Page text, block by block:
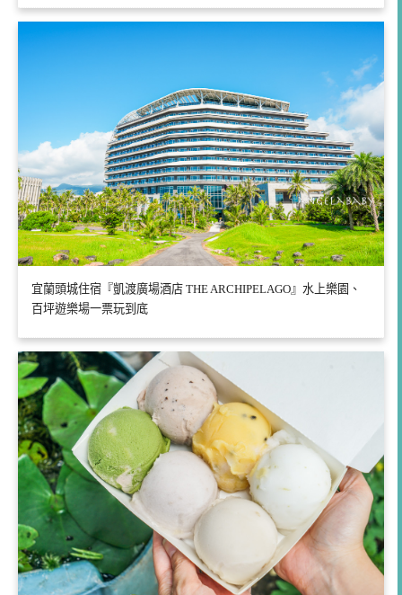
宜蘭頭城住宿『凱渡廣場酒店 THE ARCHIPELAGO』水上樂園、
百坪遊樂場一票玩到底